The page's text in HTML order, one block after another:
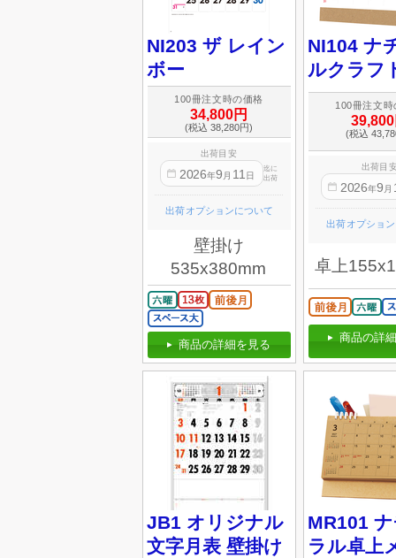
NI203 ザ レイン
ボー
100冊注文時の価格
34,800円
(税込 38,280円)
出荷目安
2026年9 月 11 日
迄に
出荷
出荷オプションについて
壁掛け
535x380mm
商品の詳細を見る
NI104 ナ
ルクラフ
100冊注文時
(税込
出荷目
2026年9 月
出荷オプショ
卓上
商品の詳
JB1 オリジナル
文字月表 壁掛け
MR101
ラル卓上